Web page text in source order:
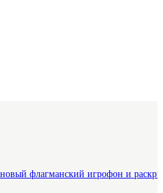
флагманский игрофон и